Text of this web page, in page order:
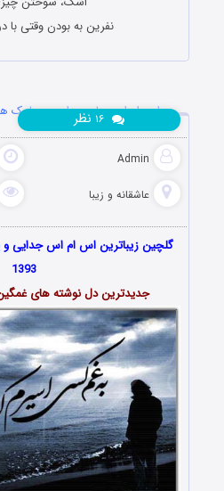
نفرین به بودن وقتی با
اس ام اس های جدایی و پیامک های بی
Admin
عاشقانه و زیبا
۱۶ نظر
گلچین زیباترین اس ام اس جدایی
1393
جدیدترین دل نوشته های